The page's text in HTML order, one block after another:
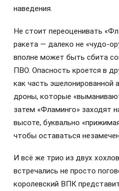
наведения.
Не стоит переоценивать
ракета — далеко не «чудо-
вполне может быть сбита
ПВО. Опасность кроется в
как часть эшелонированной
дроны, которые
затем «Фламинго» заходят
высоте, буквально
чтобы оставаться
И всё же трио из двух
встречались не просто
королевский ВПК